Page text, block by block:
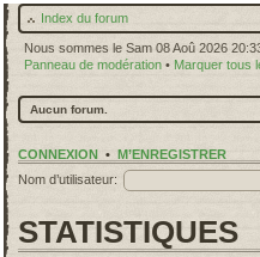
Index du forum
Nous sommes le Sam 08 Aoû 2026
Panneau de modération • Marquer tous
Aucun forum.
CONNEXION • M’ENREGISTRER
Nom d’utilisateur:
STATISTIQUES